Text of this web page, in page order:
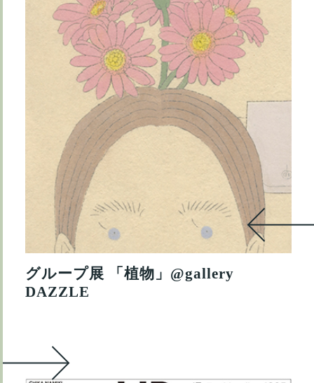
グループ展 「植物」@gallery
DAZZLE